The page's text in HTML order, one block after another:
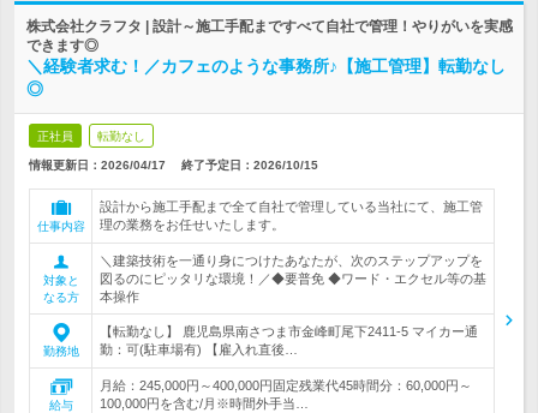
株式会社クラフタ | 設計～施工手配まですべて自社で管理！やりがいを実感
できます◎
＼経験者求む！／カフェのような事務所♪【施工管理】転勤なし
◎
正社員 転勤なし
情報更新日：2026/04/17 終了予定日： 2026/10/15
仕事内容
設計から施工手配まで全て自社で管理している当社にて、施工管
理の業務をお任せいたします。
対象と
なる方
＼建築技術を一通り身につけたあなたが、次のステップアップを
図るのにピッタリな環境！／◆要普免 ◆ワード・エクセル等の基
本操作
勤務地
【転勤なし】 鹿児島県南さつま市金峰町尾下2411-5 マイカー通
勤：可(駐車場有) 【雇入れ直後…
給与
月給：245,000円～400,000円固定残業代45時間分：60,000円～
100,000円を含む/月※時間外手当…